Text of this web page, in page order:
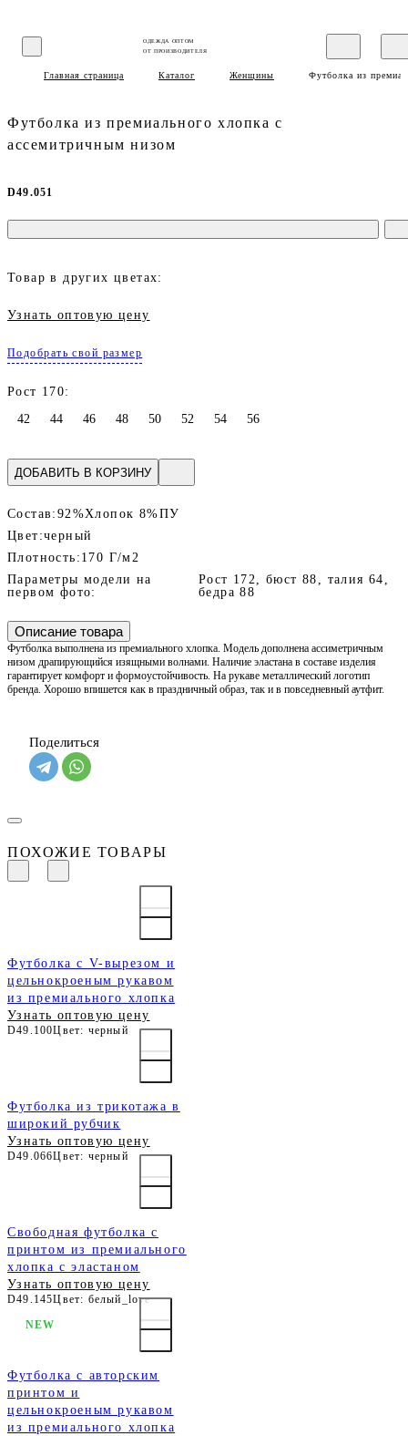
ОДЕЖДА ОПТОМ
ОТ ПРОИЗВОДИТЕЛЯ
Главная страница Каталог Женщины Футболка из
Футболка из премиального хлопка с
ассемитричным низом
D49.051
Товар в других цветах:
Узнать оптовую цену
Подобрать свой размер
Рост 170:
42
44 46 48 50 52 54 56
ДОБАВИТЬ В КОРЗИНУ
Состав: 92%Хлопок 8%ПУ
Цвет:черный
Плотность: 170 Г/м2
Параметры модели на
первом фото:
Рост 172, бюст 88, талия 64,
бедра 88
Описание товара
Футболка выполнена из премиального хлопка. Модель дополнена ассиметричным
низом драпирующийся изящными волнами. Наличие эластана в составе изделия
гарантирует комфорт и формоустойчивость. На рукаве металлический логотип
бренда. Хорошо впишется как в праздничный образ, так и в повседневный аутфит.
Поделиться
ПОХОЖИЕ ТОВАРЫ
Футболка с V-вырезом и
цельнокроеным рукавом
из премиального хлопка
Узнать оптовую цену
D49.100Цвет: черный
Футболка из трикотажа в
широкий рубчик
Узнать оптовую цену
D49.066Цвет: черный
Свободная футболка с
принтом из премиального
хлопка с эластаном
Узнать оптовую цену
D49.145Цвет: белый_love
Футболка с авторским
принтом и
цельнокроеным рукавом
из премиального хлопка
NEW